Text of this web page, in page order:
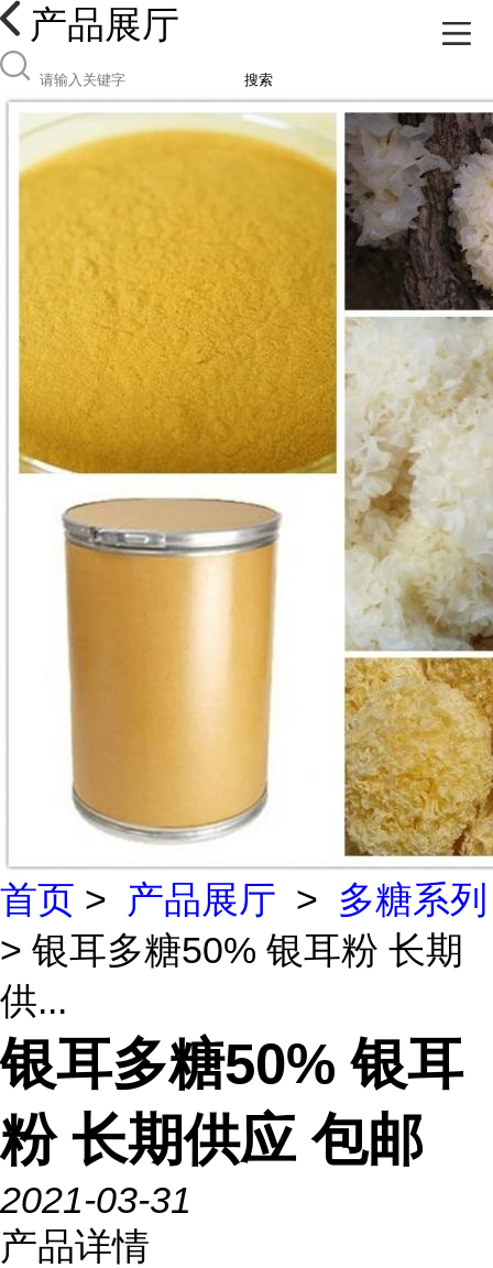
产品展厅
搜索
首页 > 产品展厅 > 多糖系列
> 银耳多糖50% 银耳粉 长期
供...
银耳多糖50% 银耳
粉 长期供应 包邮
2021-03-31
产品详情